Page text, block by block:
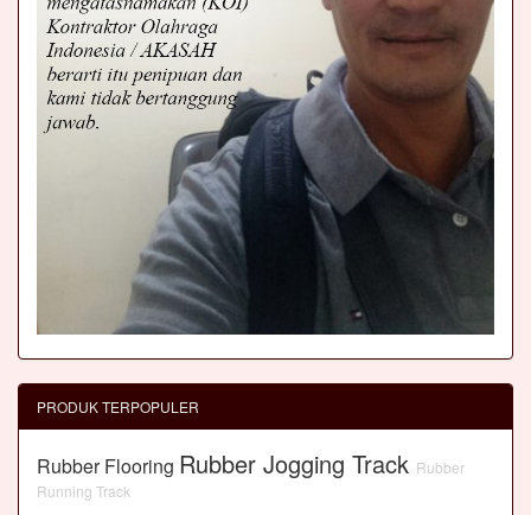
PRODUK TERPOPULER
Rubber Flooring Rubber Jogging Track Rubber
Running Track